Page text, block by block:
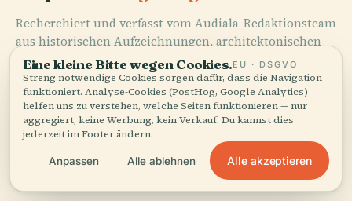
Recherchiert und verfasst vom Audiala-Redaktionsteam
aus historischen Aufzeichnungen, architektonischen
Archiven und lokalem Wissen.
Zuletzt überprüft: April 2026
Exploring the Rich History and Modern Charm of
Shinsaibashi - Visiting Hours, Tickets, and More, 2024,
Eine kleine Bitte wegen Cookies.EU · DSGVO
Streng notwendige Cookies sorgen dafür, dass die Navigation
funktioniert. Analyse-Cookies (PostHog, Google Analytics)
helfen uns zu verstehen, welche Seiten funktionieren — nur
aggregiert, keine Werbung, kein Verkauf. Du kannst dies
jederzeit im Footer ändern.
Anpassen Alle ablehnen Alle akzeptieren